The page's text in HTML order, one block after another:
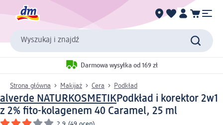
Wyszukaj i znajdź
Darmowa wysyłka od 169 zł
Strona główna Makijaż Cera Podkład
alverde NATURKOSMETIKPodkład i korektor 2w1
z 2% fito-kolagenem 40 Caramel, 25 ml